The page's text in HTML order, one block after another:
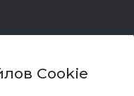
Cookie